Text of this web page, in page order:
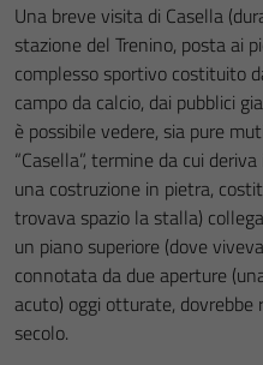
Una breve visita di Casella
stazione del Trenino, posta ai
complesso sportivo costituito
campo da calcio, dai pubblici
è possibile vedere, sia pure
“Casella”, termine da cui
una costruzione in pietra,
trovava spazio la stalla)
un piano superiore (dove
connotata da due aperture
acuto) oggi otturate, dovrebbe
secolo.